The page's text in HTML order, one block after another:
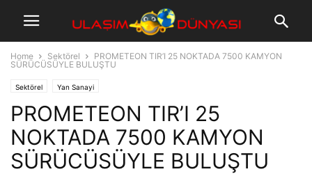
Home Sektörel
PROMETEON TIR’I 25 NOKTADA 7500 KAMYON
SÜRÜCÜSÜYLE BULUŞTU
Sektörel Yan Sanayi
PROMETEON TIR’I 25
NOKTADA 7500 KAMYON
SÜRÜCÜSÜYLE BULUŞTU